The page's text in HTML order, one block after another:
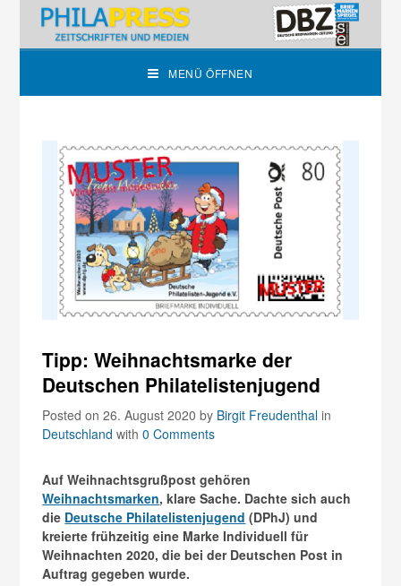
MENÜ ÖFFNEN
Tipp: Weihnachtsmarke der
Deutschen Philatelistenjugend
Posted on 26. August 2020by Birgit Freudenthal in
Deutschland with0 Comments
Auf Weihnachtsgrußpost gehören
Weihnachtsmarken, klare Sache. Dachte sich auch
die Deutsche Philatelistenjugend (DPhJ) und
kreierte frühzeitig eine Marke Individuell für
Weihnachten 2020, die bei der Deutschen Post in
Auftrag gegeben wurde.